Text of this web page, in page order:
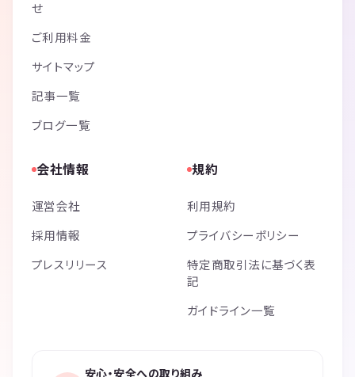
せ
ご利用料金
サイトマップ
記事一覧
ブログ一覧
会社情報
運営会社
採用情報
プレスリリース
規約
利用規約
プライバシーポリシー
特定商取引法に基づく表
記
ガイドライン一覧
安心・安全への取り組み